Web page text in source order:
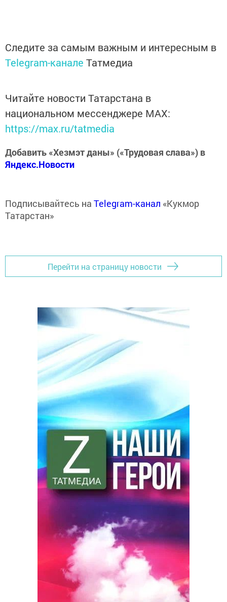
Следите за самым важным и интересным в
Telegram-канале Татмедиа
Читайте новости Татарстана в
национальном мессенджере MАХ:
https://max.ru/tatmedia
Добавить «Хезмэт даны» («Трудовая слава») в
Яндекс.Новости
Подписывайтесь на Telegram-канал «Кукмор
Татарстан»
Перейти на страницу новости